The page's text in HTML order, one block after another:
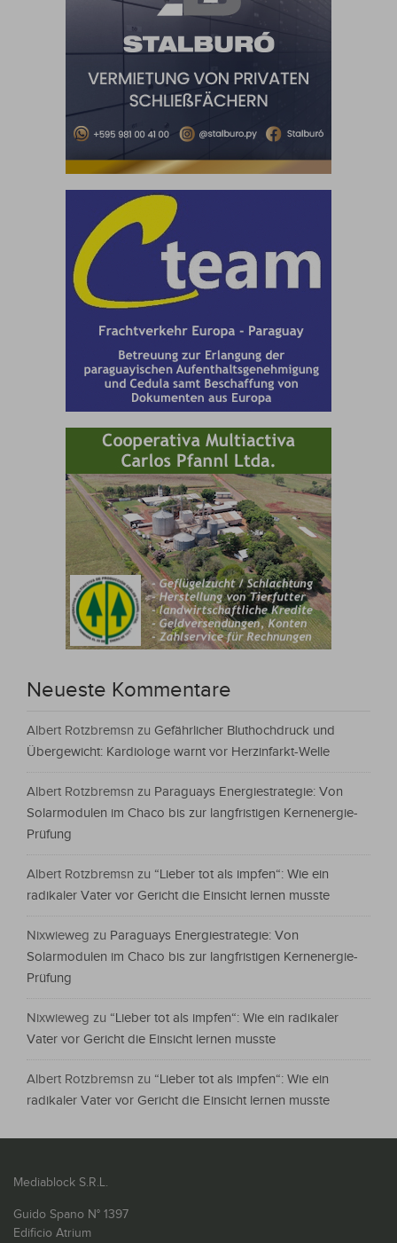
Neueste Kommentare
Albert Rotzbremsn zu Gefährlicher Bluthochdruck und
Übergewicht: Kardiologe warnt vor Herzinfarkt-Welle
Albert Rotzbremsn zu Paraguays Energiestrategie: Von
Solarmodulen im Chaco bis zur langfristigen Kernenergie-
Prüfung
Albert Rotzbremsn zu “Lieber tot als impfen“: Wie ein
radikaler Vater vor Gericht die Einsicht lernen musste
Nixwieweg zu Paraguays Energiestrategie: Von
Solarmodulen im Chaco bis zur langfristigen Kernenergie-
Prüfung
Nixwieweg zu “Lieber tot als impfen“: Wie ein radikaler
Vater vor Gericht die Einsicht lernen musste
Albert Rotzbremsn zu “Lieber tot als impfen“: Wie ein
radikaler Vater vor Gericht die Einsicht lernen musste
Mediablock S.R.L.
Guido Spano N° 1397
Edificio Atrium